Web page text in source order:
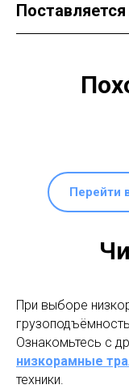
Перейти
При выборе
Ознакомьтесь с
низкорамные
техники.